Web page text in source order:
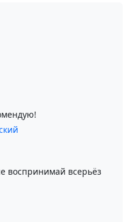
воспринимай всерьёз